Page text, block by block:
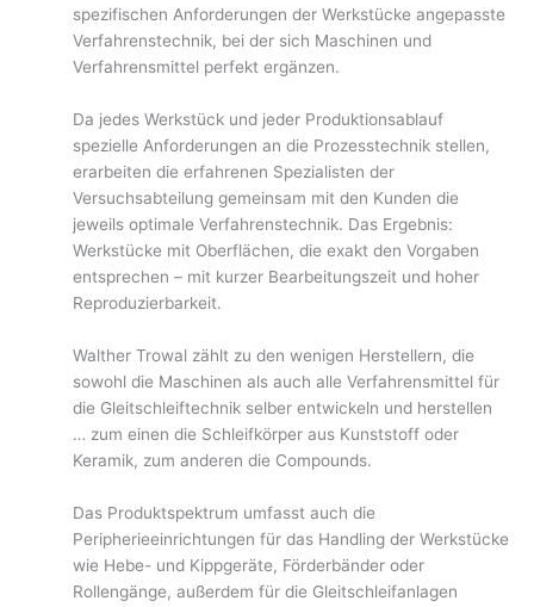
spezifischen Anforderungen der Werkstücke angepasste
Verfahrenstechnik, bei der sich Maschinen und
Verfahrensmittel perfekt ergänzen.
Da jedes Werkstück und jeder Produktionsablauf
spezielle Anforderungen an die Prozesstechnik stellen,
erarbeiten die erfahrenen Spezialisten der
Versuchsabteilung gemeinsam mit den Kunden die
jeweils optimale Verfahrenstechnik. Das Ergebnis:
Werkstücke mit Oberflächen, die exakt den Vorgaben
entsprechen – mit kurzer Bearbeitungszeit und hoher
Reproduzierbarkeit.
Walther Trowal zählt zu den wenigen Herstellern, die
sowohl die Maschinen als auch alle Verfahrensmittel für
die Gleitschleiftechnik selber entwickeln und herstellen
… zum einen die Schleifkörper aus Kunststoff oder
Keramik, zum anderen die Compounds.
Das Produktspektrum umfasst auch die
Peripherieeinrichtungen für das Handling der Werkstücke
wie Hebe- und Kippgeräte, Förderbänder oder
Rollengänge, außerdem für die Gleitschleifanlagen